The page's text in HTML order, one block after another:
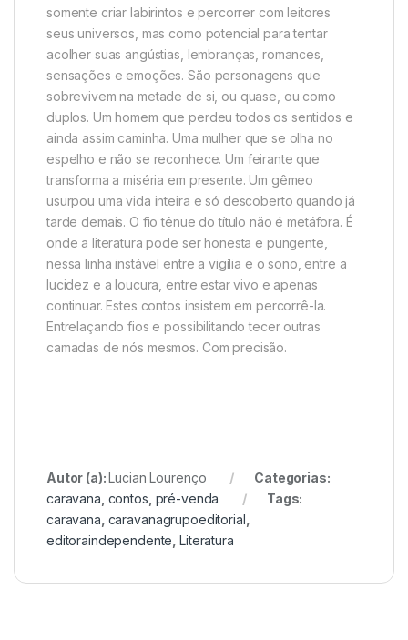
somente criar labirintos e percorrer com leitores
seus universos, mas como potencial para tentar
acolher suas angústias, lembranças, romances,
sensações e emoções. São personagens que
sobrevivem na metade de si, ou quase, ou como
duplos. Um homem que perdeu todos os sentidos e
ainda assim caminha. Uma mulher que se olha no
espelho e não se reconhece. Um feirante que
transforma a miséria em presente. Um gêmeo
usurpou uma vida inteira e só descoberto quando já
tarde demais. O fio tênue do título não é metáfora. É
onde a literatura pode ser honesta e pungente,
nessa linha instável entre a vigília e o sono, entre a
lucidez e a loucura, entre estar vivo e apenas
continuar. Estes contos insistem em percorrê-la.
Entrelaçando fios e possibilitando tecer outras
camadas de nós mesmos. Com precisão.
Autor (a):Lucian Lourenço
Categorias:
caravana contos pré-venda
Tags:
caravana caravanagrupoeditorial
editoraindependente ,Literatura